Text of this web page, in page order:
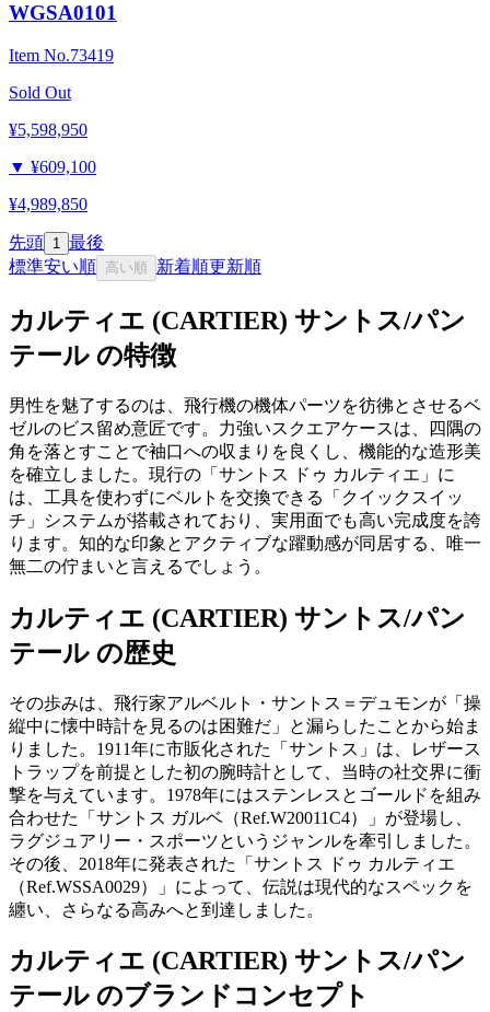
WGSA0101
Item No.73419
Sold Out
¥5,598,950
▼ ¥609,100
¥4,989,850
先頭 1
最後
標準安い順 高い順 新着順更新順
カルティエ (CARTIER) サントス/パン
テール の特徴
男性を魅了するのは、飛行機の機体パーツを彷彿とさせるベ
ゼルのビス留め意匠です。力強いスクエアケースは、四隅の
角を落とすことで袖口への収まりを良くし、機能的な造形美
を確立しました。現行の「サントス ドゥ カルティエ」に
は、工具を使わずにベルトを交換できる「クイックスイッ
チ」システムが搭載されており、実用面でも高い完成度を誇
ります。知的な印象とアクティブな躍動感が同居する、唯一
無二の佇まいと言えるでしょう。
カルティエ (CARTIER) サントス/パン
テール の歴史
その歩みは、飛行家アルベルト・サントス＝デュモンが「操
縦中に懐中時計を見るのは困難だ」と漏らしたことから始ま
りました。1911年に市販化された「サントス」は、レザース
トラップを前提とした初の腕時計として、当時の社交界に衝
撃を与えています。1978年にはステンレスとゴールドを組み
合わせた「サントス ガルベ（Ref.W20011C4）」が登場し、
ラグジュアリー・スポーツというジャンルを牽引しました。
その後、2018年に発表された「サントス ドゥ カルティエ
（Ref.WSSA0029）」によって、伝説は現代的なスペックを
纏い、さらなる高みへと到達しました。
カルティエ (CARTIER) サントス/パン
テール のブランドコンセプト